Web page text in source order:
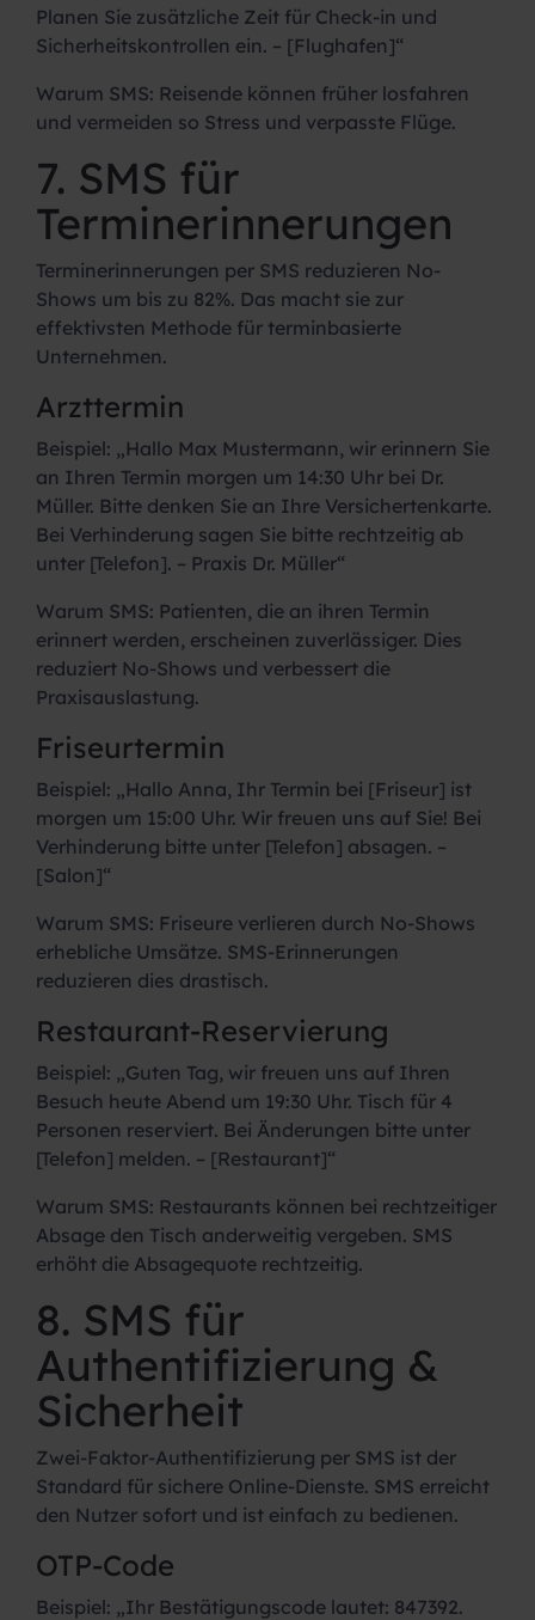
Planen Sie zusätzliche Zeit für Check-in und
Sicherheitskontrollen ein. – [Flughafen]“
Warum SMS: Reisende können früher losfahren
und vermeiden so Stress und verpasste Flüge.
7. SMS für
Terminerinnerungen
Terminerinnerungen per SMS reduzieren No-
Shows um bis zu 82%. Das macht sie zur
effektivsten Methode für terminbasierte
Unternehmen.
Arzttermin
Beispiel: „Hallo Max Mustermann, wir erinnern Sie
an Ihren Termin morgen um 14:30 Uhr bei Dr.
Müller. Bitte denken Sie an Ihre Versichertenkarte.
Bei Verhinderung sagen Sie bitte rechtzeitig ab
unter [Telefon]. – Praxis Dr. Müller“
Warum SMS: Patienten, die an ihren Termin
erinnert werden, erscheinen zuverlässiger. Dies
reduziert No-Shows und verbessert die
Praxisauslastung.
Friseurtermin
Beispiel: „Hallo Anna, Ihr Termin bei [Friseur] ist
morgen um 15:00 Uhr. Wir freuen uns auf Sie! Bei
Verhinderung bitte unter [Telefon] absagen. –
[Salon]“
Warum SMS: Friseure verlieren durch No-Shows
erhebliche Umsätze. SMS-Erinnerungen
reduzieren dies drastisch.
Restaurant-Reservierung
Beispiel: „Guten Tag, wir freuen uns auf Ihren
Besuch heute Abend um 19:30 Uhr. Tisch für 4
Personen reserviert. Bei Änderungen bitte unter
[Telefon] melden. – [Restaurant]“
Warum SMS: Restaurants können bei rechtzeitiger
Absage den Tisch anderweitig vergeben. SMS
erhöht die Absagequote rechtzeitig.
8. SMS für
Authentifizierung &
Sicherheit
Zwei-Faktor-Authentifizierung per SMS ist der
Standard für sichere Online-Dienste. SMS erreicht
den Nutzer sofort und ist einfach zu bedienen.
OTP-Code
Beispiel: „Ihr Bestätigungscode lautet: 847392.